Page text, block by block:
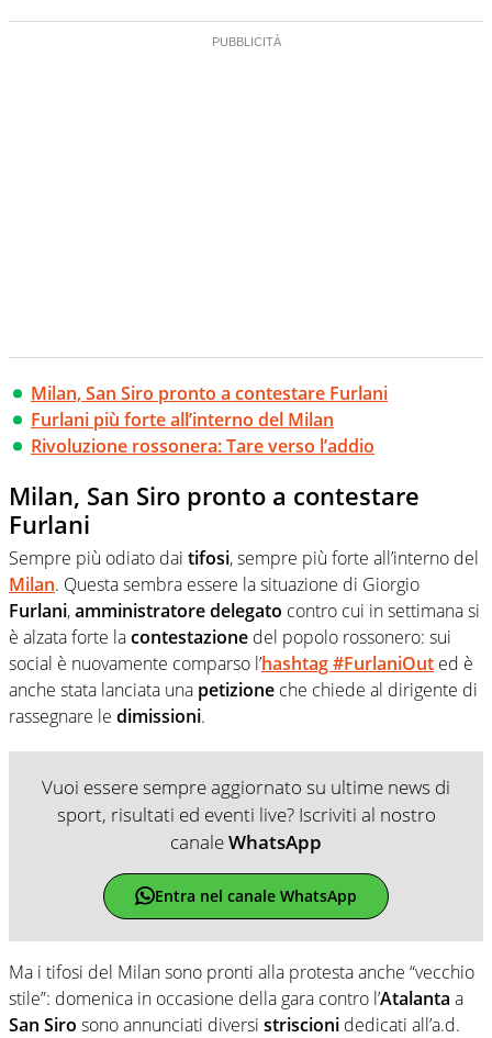
Milan, San Siro pronto a contestare Furlani
Furlani più forte all’interno del Milan
Rivoluzione rossonera: Tare verso l’addio
Milan, San Siro pronto a contestare
Furlani
Sempre più odiato dai tifosi, sempre più forte all’interno del
Milan. Questa sembra essere la situazione di Giorgio
Furlani,amministratoredelegato contro cui in settimana si
è alzata forte lacontestazione del popolo rossonero: sui
social è nuovamente comparso l’hashtag #FurlaniOut ed è
anche stata lanciata una petizione che chiede al dirigente di
rassegnare le dimissioni.
Vuoi essere sempre aggiornato su ultime news di
sport, risultati ed eventi live? Iscriviti al nostro
canaleWhatsApp
Entra nel canale WhatsApp
Ma i tifosi del Milan sono pronti alla protesta anche “vecchio
stile”: domenica in occasione della gara contro l’Atalanta a
San Siro sono annunciati diversi striscioni dedicati all’a.d.